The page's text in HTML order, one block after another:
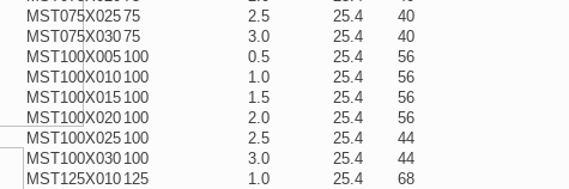
MST075X02575 2.5 25.4
40
MST075X03075 3.0 25.4
40
MST100X005 100 0.5 25.4
56
MST100X010 100 1.0 25.4
56
MST100X015 100 1.5 25.4
56
MST100X020 100 2.0 25.4
56
MST100X025 100 2.5 25.4
44
MST100X030 100 3.0 25.4
44
MST125X010 125 1.0 25.4
68